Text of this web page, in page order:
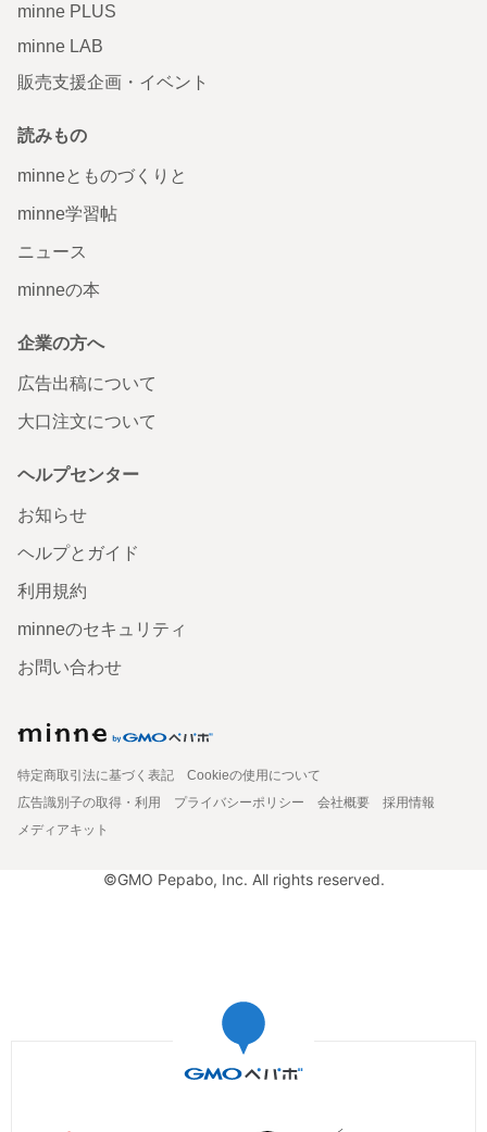
minne PLUS
minne LAB
販売支援企画・イベント
読みもの
minneとものづくりと
minne学習帖
ニュース
minneの本
企業の方へ
広告出稿について
大口注文について
ヘルプセンター
お知らせ
ヘルプとガイド
利用規約
minneのセキュリティ
お問い合わせ
特定商取引法に基づく表記
Cookieの使用について
広告識別子の取得・利用
プライバシーポリシー 会社概要
採用情報
メディアキット
©GMO Pepabo, Inc. All rights reserved.